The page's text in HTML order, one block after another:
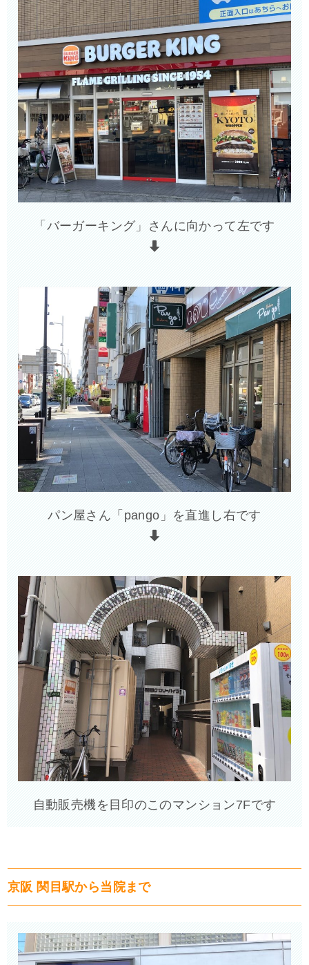
「バーガーキング」さんに向かって左です
パン屋さん「pango」を直進し右です
自動販売機を目印のこのマンション7Fです
京阪 関目駅から当院まで